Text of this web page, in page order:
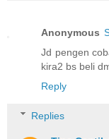
Anonymous
Jd pengen
kira2 bs beli
Reply
Replies